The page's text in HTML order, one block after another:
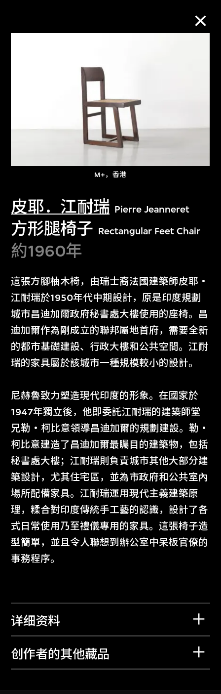
M+，香港
皮耶．江耐瑞 Pierre Jeanneret
方形腿椅子 Rectangular Feet Chair
約1960年
這張方腳柚木椅，由瑞士裔法國建築師皮耶‧
江耐瑞於1950年代中期設計，原是印度規劃
城市昌迪加爾政府秘書處大樓使用的座椅。昌
迪加爾作為剛成立的聯邦屬地首府，需要全新
的都市基礎建設、行政大樓和公共空間。江耐
瑞的家具屬於該城市一種規模較小的設計。
尼赫魯致力塑造現代印度的形象。在國家於
1947年獨立後，他即委託江耐瑞的建築師堂
兄勒‧柯比意領導昌迪加爾的規劃建設。勒‧
柯比意建造了昌迪加爾最矚目的建築物，包括
秘書處大樓；江耐瑞則負責城市其他大部分建
築設計，尤其住宅區，並為市政府和公共室內
場所配備家具。江耐瑞運用現代主義建築原
理，糅合對印度傳統手工藝的認識，設計了各
式日常使用乃至禮儀專用的家具。這張椅子造
型簡單，並且令人聯想到辦公室中呆板官僚的
事務程序。
详细资料
创作者的其他藏品
进一步筛选
文化藏品。